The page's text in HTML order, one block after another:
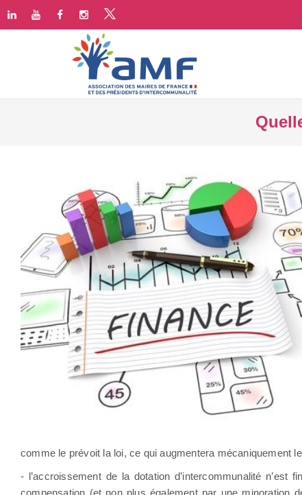
comme le prévoit la loi, ce qui augmentera mécaniquement
- l’accroissement de la dotation d’intercommunalité
compensation (et non plus également par une minoration